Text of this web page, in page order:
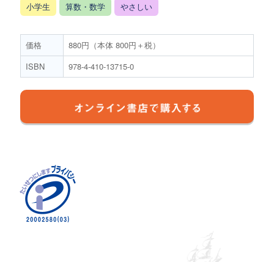
小学生 算数・数学 やさしい
価格
880円（本体 800円＋税）
ISBN
978-4-410-13715-0